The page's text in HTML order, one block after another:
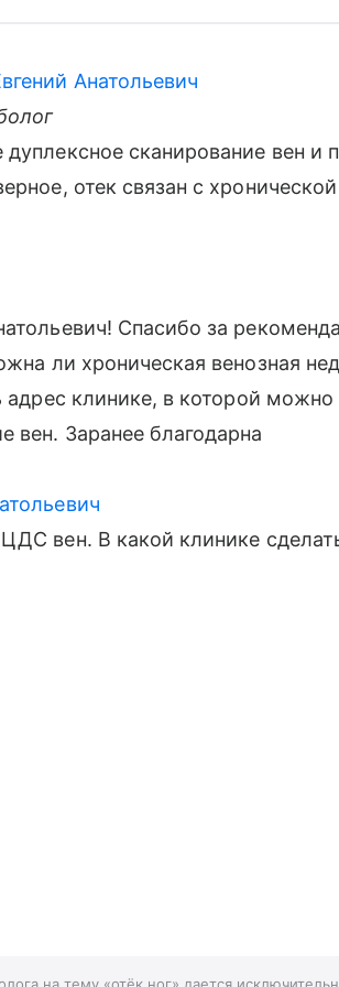
Анатольевич
сканирование вен и
отек связан с
Спасибо за
ли хроническая венозная
адрес клинике, в которой можно
вен. Заранее благодарна
вен. В какой клинике